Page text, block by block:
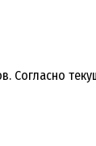
Согласно